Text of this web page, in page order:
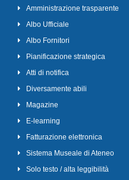
Amministrazione trasparente
Albo Ufficiale
Albo Fornitori
Pianificazione strategica
Atti di notifica
Diversamente abili
Magazine
E-learning
Fatturazione elettronica
Sistema Museale di Ateneo
Solo testo / alta leggibilità